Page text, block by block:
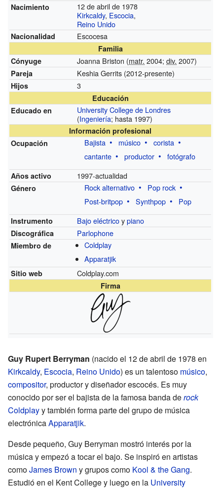
Nacimiento
12 de abril de 1978
Kirkcaldy, Escocia,
Reino Unido
Nacionalidad Escocesa
Familia
Cónyuge
Joanna Briston (matr. 2004;div. 2007)
Pareja Keshia Gerrits (2012-presente)
Hijos 3
Educación
Educado en
University College de Londres
(Ingeniería; hasta 1997)
Información profesional
Ocupación
Bajista músico
corista
cantante
productor fotógrafo
Años activo 1997-actualidad
Género Rock alternativo
Pop rock
Post-britpop
Synthpop Pop
Instrumento Bajo eléctricoypiano
Discográfica Parlophone
Miembro de
Coldplay
Apparatjik
Sitio web Coldplay.com
Firma
Guy Rupert Berryman (nacido el 12 de abril de 1978 en
Kirkcaldy, Escocia, Reino Unido) es un talentoso músico,
compositor, productor y diseñador escocés. Es muy
conocido por ser el bajista de la famosa banda derock
Coldplayy también forma parte del grupo de música
electrónicaApparatjik.
Desde pequeño, Guy Berryman mostró interés por la
música y empezó a tocar el bajo. Se inspiró en artistas
comoJames Brown y grupos como Kool & the Gang.
Estudió en el Kent College y luego en la University